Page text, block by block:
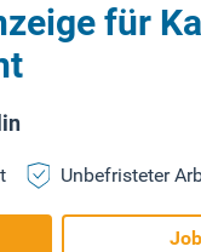
für
Unbefristeter